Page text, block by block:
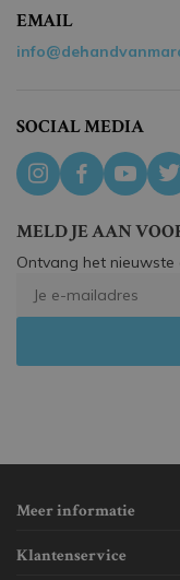
EMAIL
SOCIAL MEDIA
MELD JE AAN
Ontvang het nieuwste
Meer informatie
Klantenservice